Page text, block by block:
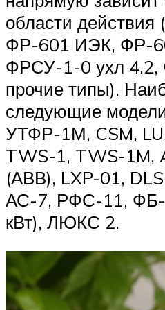
области
ФР-601 ИЭК, ФР-
ФРСУ-1-0 ухл
прочие типы).
следующие
УТФР-1М, CSM,
TWS-1, TWS-1M,
(АВВ), LXP-01,
АС-7, РФС-11, ФБ-
кВт), ЛЮКС 2.